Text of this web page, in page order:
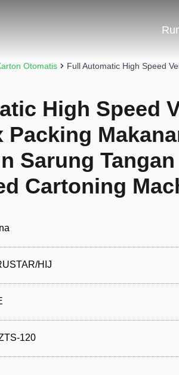
Otomatis Full Automatic High Speed
High Speed
Packing
Sarung
Cartoning
HIJ
120